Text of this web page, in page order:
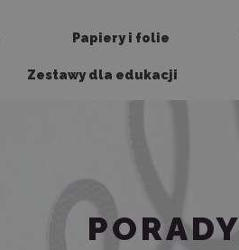
Papiery i folie
Zestawy dla edukacji
PORADY